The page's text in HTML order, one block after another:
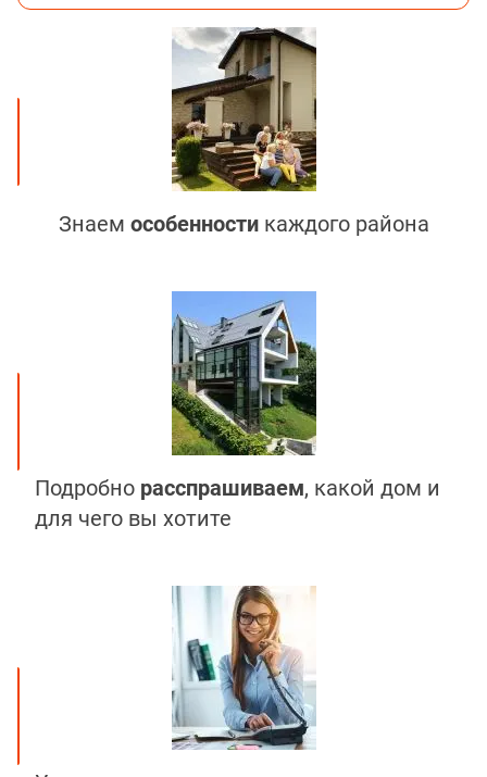
Знаем особенностикаждого района
Подробно расспрашиваем, какой дом и
для чего вы хотите